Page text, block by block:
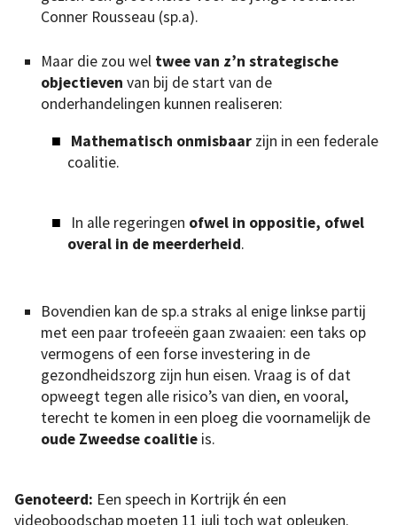
Conner Rousseau (sp.a).
Maar die zou wel twee van z’n strategische
objectieven van bij de start van de
onderhandelingen kunnen realiseren:
Mathematisch onmisbaarzijn in een federale
coalitie.
In alle regeringen ofwel in oppositie, ofwel
overal in de meerderheid.
Bovendien kan de sp.a straks al enige linkse partij
met een paar trofeeën gaan zwaaien: een taks op
vermogens of een forse investering in de
gezondheidszorg zijn hun eisen. Vraag is of dat
opweegt tegen alle risico’s van dien, en vooral,
terecht te komen in een ploeg die voornamelijk de
oude Zweedse coalitie is.
Genoteerd: Een speech in Kortrijk én een
videoboodschap moeten 11 juli toch wat opleuken.